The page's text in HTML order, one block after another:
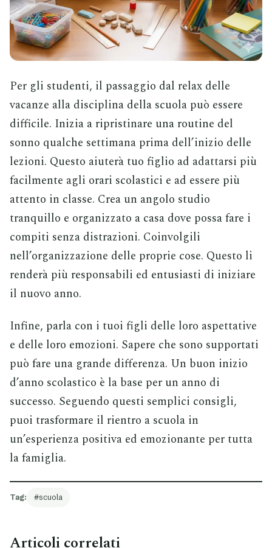
Per gli studenti, il passaggio dal relax delle
vacanze alla disciplina della scuola può essere
difficile. Inizia a ripristinare una routine del
sonno qualche settimana prima dell’inizio delle
lezioni. Questo aiuterà tuo figlio ad adattarsi più
facilmente agli orari scolastici e ad essere più
attento in classe. Crea un angolo studio
tranquillo e organizzato a casa dove possa fare i
compiti senza distrazioni. Coinvolgili
nell’organizzazione delle proprie cose. Questo li
renderà più responsabili ed entusiasti di iniziare
il nuovo anno.
Infine, parla con i tuoi figli delle loro aspettative
e delle loro emozioni. Sapere che sono supportati
può fare una grande differenza. Un buon inizio
d’anno scolastico è la base per un anno di
successo. Seguendo questi semplici consigli,
puoi trasformare il rientro a scuola in
un’esperienza positiva ed emozionante per tutta
la famiglia.
Tag: scuola
Articoli correlati